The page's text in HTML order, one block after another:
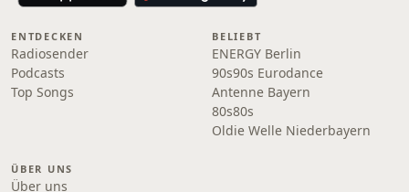
ENTDECKEN
Radiosender
Podcasts
Top Songs
BELIEBT
ENERGY Berlin
90s90s Eurodance
Antenne Bayern
80s80s
Oldie Welle Niederbayern
ÜBER UNS
Über uns